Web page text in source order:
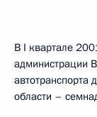
В I квартале
администрации
автотранспорта
области –